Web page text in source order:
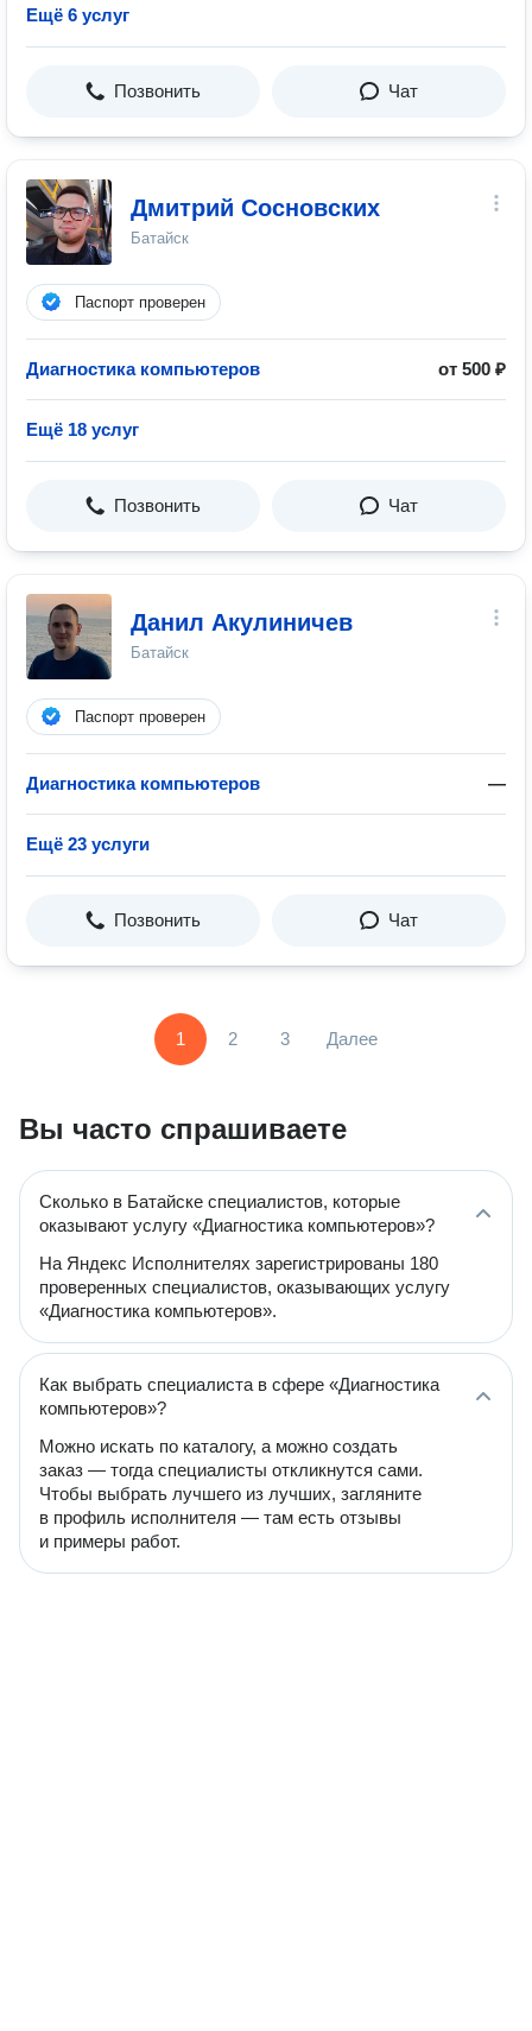
Ещё 6 услуг
Позвонить Чат
Дмитрий Сосновских
Батайск
Паспорт проверен
Диагностика компьютеров от 500 ₽
Ещё 18 услуг
Позвонить Чат
Данил Акулиничев
Батайск
Паспорт проверен
Диагностика компьютеров —
Ещё 23 услуги
Позвонить Чат
1 2 3 Далее
Вы часто спрашиваете
Сколько в Батайске специалистов, которые
оказывают услугу «Диагностика компьютеров»?
На Яндекс Исполнителях зарегистрированы 180
проверенных специалистов, оказывающих услугу
«Диагностика компьютеров».
Как выбрать специалиста в сфере «Диагностика
компьютеров»?
Можно искать по каталогу, а можно создать
заказ — тогда специалисты откликнутся сами.
Чтобы выбрать лучшего из лучших, загляните
в профиль исполнителя — там есть отзывы
и примеры работ.